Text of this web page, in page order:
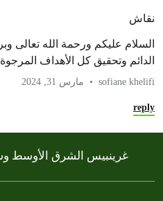
نقاش
السلام عليكم ورحمة الله تعالى
الدائم وتحقيق كل الأهداف
sofiane khelifi مارس 31, 2024
reply